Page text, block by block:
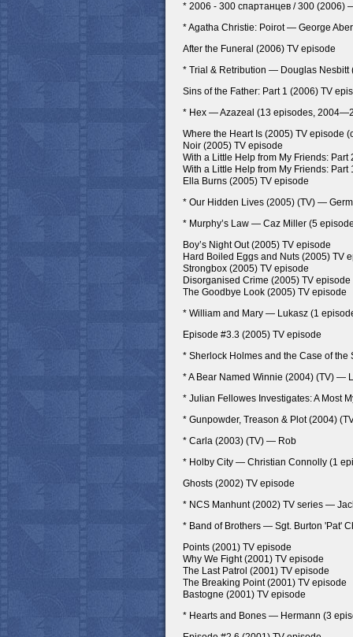
* 2006 - 300 спартанцев / 300 (2006)
* Agatha Christie: Poirot — George
After the Funeral (2006) TV episode
* Trial & Retribution — Douglas Nesbitt
Sins of the Father: Part 1 (2006) TV
* Hex — Azazeal (13 episodes,
Where the Heart Is (2005) TV episode
Noir (2005) TV episode
With a Little Help from My Friends: Part
With a Little Help from My Friends: Part
Ella Burns (2005) TV episode
* Our Hidden Lives (2005) (TV) —
* Murphy’s Law — Caz Miller (5
Boy’s Night Out (2005) TV episode
Hard Boiled Eggs and Nuts (2005) TV
Strongbox (2005) TV episode
Disorganised Crime (2005) TV episode
The Goodbye Look (2005) TV episode
* William and Mary — Lukasz (1
Episode #3.3 (2005) TV episode
* Sherlock Holmes and the Case of
* A Bear Named Winnie (2004) (TV) —
* Julian Fellowes Investigates: A Most
* Gunpowder, Treason & Plot (2004)
* Carla (2003) (TV) — Rob
* Holby City — Christian Connolly (1
Ghosts (2002) TV episode
* NCS Manhunt (2002) TV series —
* Band of Brothers — Sgt. Burton 'Pat'
Points (2001) TV episode
Why We Fight (2001) TV episode
The Last Patrol (2001) TV episode
The Breaking Point (2001) TV episode
Bastogne (2001) TV episode
* Hearts and Bones — Hermann (3